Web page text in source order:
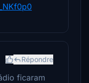
Répondre
ficaram